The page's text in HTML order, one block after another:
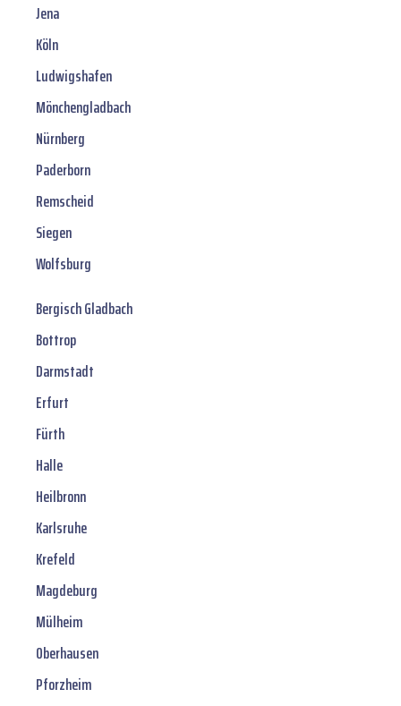
Jena
Köln
Ludwigshafen
Mönchengladbach
Nürnberg
Paderborn
Remscheid
Siegen
Wolfsburg
Bergisch Gladbach
Bottrop
Darmstadt
Erfurt
Fürth
Halle
Heilbronn
Karlsruhe
Krefeld
Magdeburg
Mülheim
Oberhausen
Pforzheim